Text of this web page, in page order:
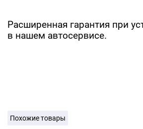
Расширенная гарантия при
в нашем автосервисе.
Похожие товары